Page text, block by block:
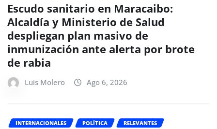
Escudo sanitario en Maracaibo:
Alcaldía y Ministerio de Salud
despliegan plan masivo de
inmunización ante alerta por brote
de rabia
Luis Molero Ago 6, 2026
INTERNACIONALES POLÍTICA
RELEVANTES